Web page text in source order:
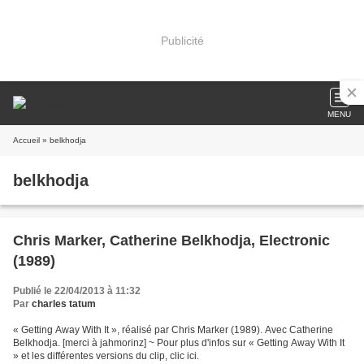
Publicité
MENU
Accueil » belkhodja
belkhodja
Chris Marker, Catherine Belkhodja, Electronic
(1989)
Publié le 22/04/2013 à 11:32
Par charles tatum
« Getting Away With It », réalisé par Chris Marker (1989). Avec Catherine
Belkhodja. [merci à jahmorinz] ~ Pour plus d'infos sur « Getting Away With It
» et les différentes versions du clip, clic ici.